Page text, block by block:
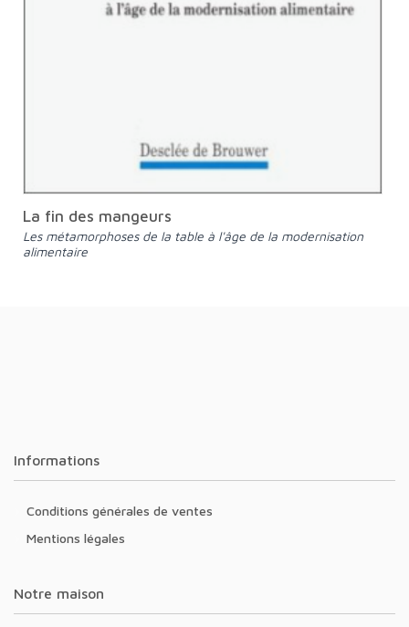
La fin des mangeurs
Les métamorphoses de la table à l'âge de la modernisation
alimentaire
Informations
Conditions générales de ventes
Mentions légales
Notre maison